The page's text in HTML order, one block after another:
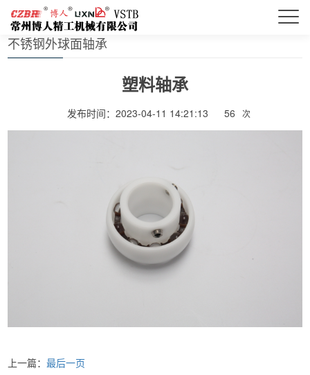
首页> 不锈钢外球面轴承
不锈钢外球面轴承
塑料轴承
发布时间：2023-04-11 14:21:13 56 次
上一篇：最后一页